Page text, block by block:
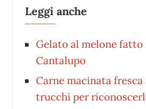
Leggi anche
Gelato al melone fatto
Cantalupo
Carne macinata
trucchi per